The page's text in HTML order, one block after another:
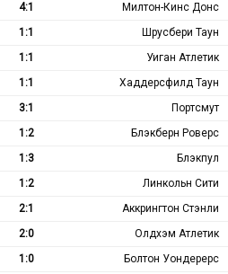
4:1
Милтон-Кинс Донс
1:1
Шрусбери Таун
1:1
Уиган Атлетик
1:1
Хаддерсфилд Таун
3:1
Портсмут
1:2
Блэкберн Роверс
1:3
Блэкпул
1:2
Линкольн Сити
2:1
Аккрингтон Стэнли
2:0
Олдхэм Атлетик
1:0
Болтон Уондерерс